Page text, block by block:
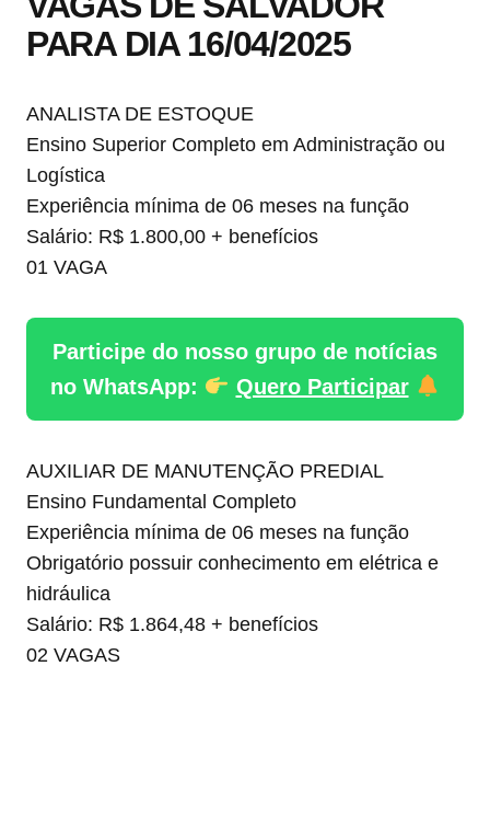
PARA DIA 16/04/2025
ANALISTA DE ESTOQUE
Ensino Superior Completo em Administração ou
Logística
Experiência mínima de 06 meses na função
Salário: R$ 1.800,00 + benefícios
01 VAGA
Participe do nosso grupo de notícias
no WhatsApp:
Quero Participar
AUXILIAR DE MANUTENÇÃO PREDIAL
Ensino Fundamental Completo
Experiência mínima de 06 meses na função
Obrigatório possuir conhecimento em elétrica e
hidráulica
Salário: R$ 1.864,48 + benefícios
02 VAGAS